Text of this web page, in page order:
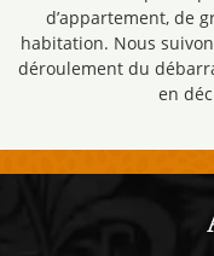
d’appartement, de
habitation. Nous
déroulement du
en